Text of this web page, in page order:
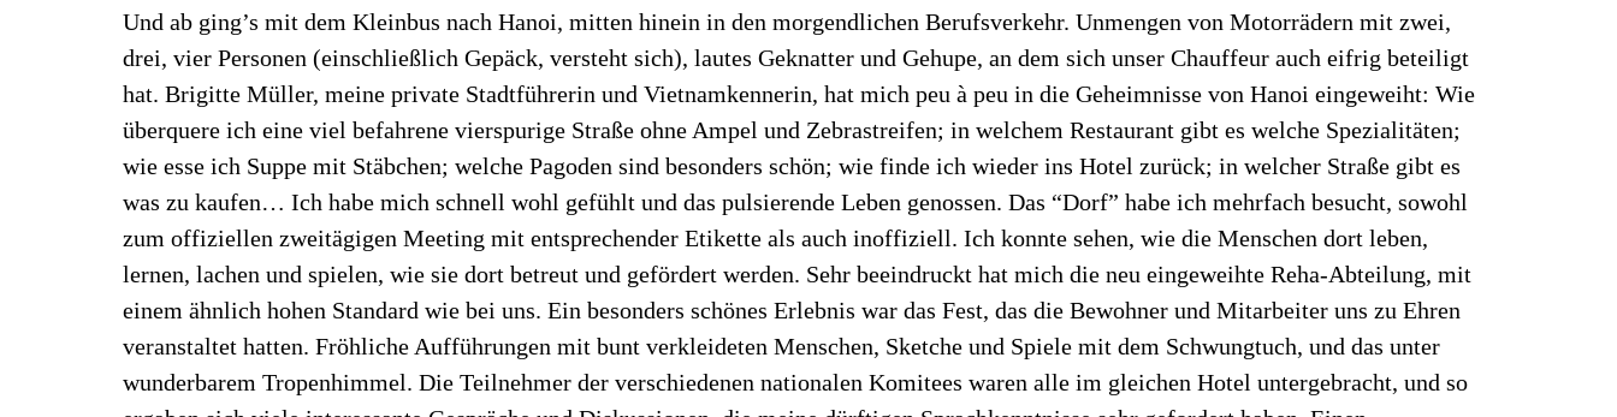
Und ab ging’s mit dem Kleinbus nach Hanoi, mitten hinein in den morgendlichen Berufsverkehr. Unmengen von Motorrädern mit zwei,
drei, vier Personen (einschließlich Gepäck, versteht sich), lautes Geknatter und Gehupe, an dem sich unser Chauffeur auch eifrig beteiligt
hat. Brigitte Müller, meine private Stadtführerin und Vietnamkennerin, hat mich peu à peu in die Geheimnisse von Hanoi eingeweiht: Wie
überquere ich eine viel befahrene vierspurige Straße ohne Ampel und Zebrastreifen; in welchem Restaurant gibt es welche Spezialitäten;
wie esse ich Suppe mit Stäbchen; welche Pagoden sind besonders schön; wie finde ich wieder ins Hotel zurück; in welcher Straße gibt es
was zu kaufen… Ich habe mich schnell wohl gefühlt und das pulsierende Leben genossen. Das “Dorf” habe ich mehrfach besucht, sowohl
zum offiziellen zweitägigen Meeting mit entsprechender Etikette als auch inoffiziell. Ich konnte sehen, wie die Menschen dort leben,
lernen, lachen und spielen, wie sie dort betreut und gefördert werden. Sehr beeindruckt hat mich die neu eingeweihte Reha-Abteilung, mit
einem ähnlich hohen Standard wie bei uns. Ein besonders schönes Erlebnis war das Fest, das die Bewohner und Mitarbeiter uns zu Ehren
veranstaltet hatten. Fröhliche Aufführungen mit bunt verkleideten Menschen, Sketche und Spiele mit dem Schwungtuch, und das unter
wunderbarem Tropenhimmel. Die Teilnehmer der verschiedenen nationalen Komitees waren alle im gleichen Hotel untergebracht, und so